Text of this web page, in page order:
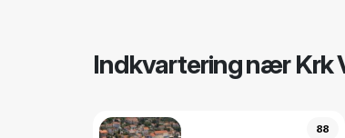
Indkvartering nær Krk
88